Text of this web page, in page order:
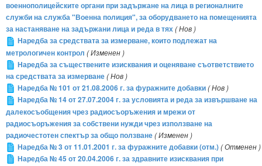
военнополицейските органи при задържане на лица в регионалните
служби на служба "Военна полиция", за оборудването на помещенията
за настаняване на задържани лица и реда в тях( Нов )
Наредба за средствата за измерване, които подлежат на
метрологичен контрол ( Изменен )
Наредба за съществените изисквания и оценяване съответствието
на средствата за измерване( Нов )
Наредба № 101 от 21.08.2006 г. за фуражните добавки( Нов )
Наредба № 14 от 27.07.2004 г. за условията и реда за извършване на
далекосъобщения чрез радиосъоръжения и мрежи от
радиосъоръжения за собствени нужди чрез използване на
радиочестотен спектър за общо ползване( Изменен )
Наредба № 3 от 11.01.2001 г. за фуражните добавки (отм.)( Отменен )
Наредба № 45 от 20.04.2006 г. за здравните изисквания при